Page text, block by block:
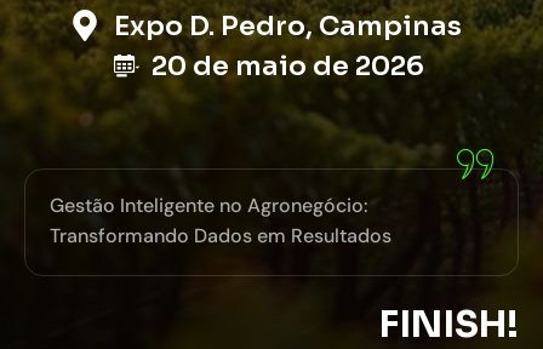
Expo D. Pedro, Campinas
20 de maio de 2026
Gestão Inteligente no Agronegócio:
Transformando Dados em Resultados
FINISH!